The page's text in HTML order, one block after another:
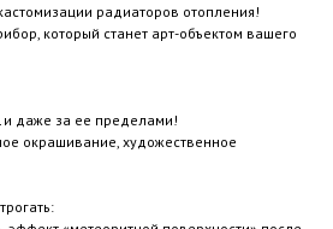
радиаторов отопления!
который станет арт-объектом вашего
и даже за ее пределами!
окрашивание, художественное